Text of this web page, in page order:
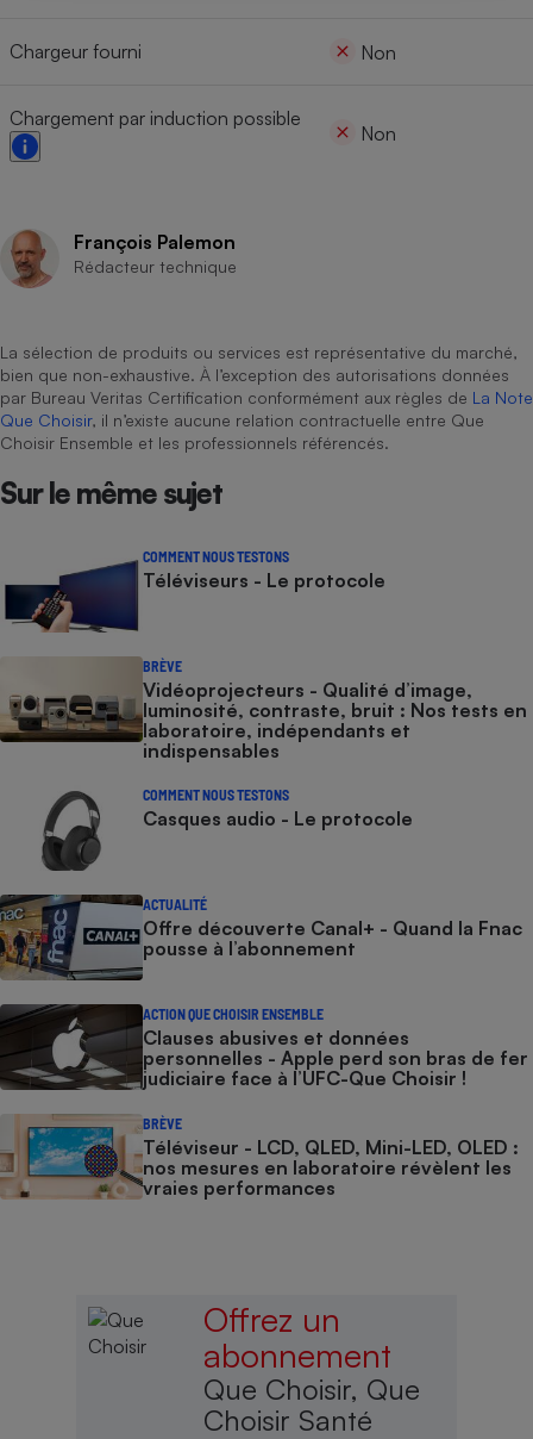
Chargeur fourni Non
Chargement par induction possible
Non
François Palemon
Rédacteur technique
La sélection de produits ou services est représentative du marché,
bien que non-exhaustive. À l’exception des autorisations données
par Bureau Veritas Certification conformément aux règles de La Note
Que Choisir, il n’existe aucune relation contractuelle entre Que
Choisir Ensemble et les professionnels référencés.
Sur le même sujet
COMMENT NOUS TESTONS
Téléviseurs - Le protocole
BRÈVE
Vidéoprojecteurs - Qualité d’image,
luminosité, contraste, bruit : Nos tests en
laboratoire, indépendants et
indispensables
COMMENT NOUS TESTONS
Casques audio - Le protocole
ACTUALITÉ
Offre découverte Canal+ - Quand la Fnac
pousse à l’abonnement
ACTION QUE CHOISIR ENSEMBLE
Clauses abusives et données
personnelles - Apple perd son bras de fer
judiciaire face à l’UFC-Que Choisir !
BRÈVE
Téléviseur - LCD, QLED, Mini-LED, OLED :
nos mesures en laboratoire révèlent les
vraies performances
Offrez un
abonnement
Que Choisir, Que
Choisir Santé